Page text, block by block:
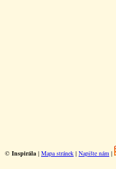
© Inspirála | Mapa stránek | Napište nám |